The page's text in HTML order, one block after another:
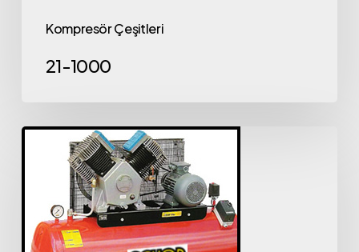
Kompresör Çeşitleri
21-1000